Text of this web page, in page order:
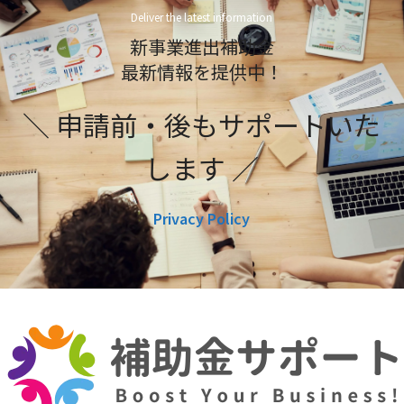
Deliver the latest information
新事業進出補助金
最新情報を提供中！
＼ 申請前・後もサポートいた
します ／
Privacy Policy